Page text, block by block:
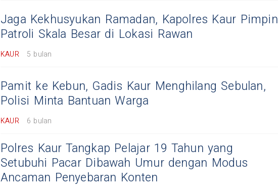
Jaga Kekhusyukan Ramadan, Kapolres Kaur Pimpin
Patroli Skala Besar di Lokasi Rawan
KAUR 5 bulan
Pamit ke Kebun, Gadis Kaur Menghilang Sebulan,
Polisi Minta Bantuan Warga
KAUR 6 bulan
Polres Kaur Tangkap Pelajar 19 Tahun yang
Setubuhi Pacar Dibawah Umur dengan Modus
Ancaman Penyebaran Konten